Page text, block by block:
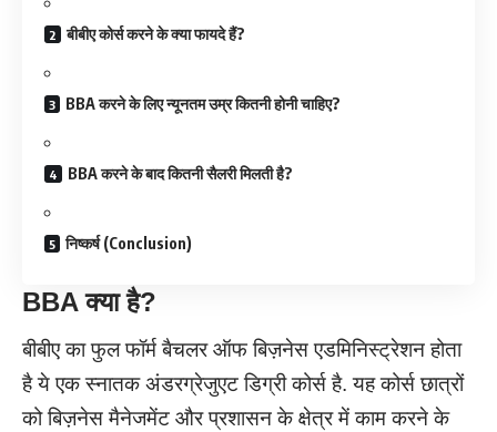
बीबीए कोर्स करने के क्या फायदे हैं?
BBA करने के लिए न्यूनतम उम्र कितनी होनी चाहिए?
BBA करने के बाद कितनी सैलरी मिलती है?
निष्कर्ष (Conclusion)
BBAक्या है?
बीबीए का फुल फॉर्म बैचलर ऑफ बिज़नेस एडमिनिस्ट्रेशन होता
है ये एक स्नातक अंडरग्रेजुएट डिग्री कोर्स है. यह कोर्स छात्रों
को बिज़नेस मैनेजमेंट और प्रशासन के क्षेत्र में काम करने के